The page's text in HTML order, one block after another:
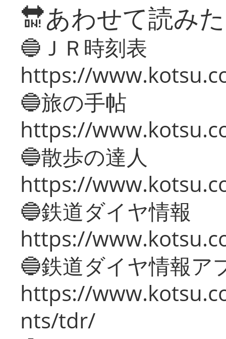
🔛あわせて読み
🔵ＪＲ時刻表
https://
🔵旅の手帖
https://
🔵散歩の達人
https://
🔵鉄道ダイヤ情報
https://
🔵鉄道ダイヤ情報ア
https://
nts/tdr/